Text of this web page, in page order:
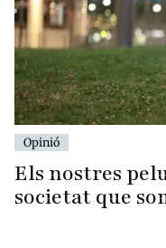
Opinió
Els nostres
societat que